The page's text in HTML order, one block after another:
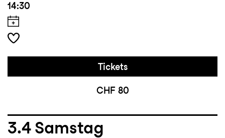
14:30
Tickets
CHF 80
3.4 Samstag